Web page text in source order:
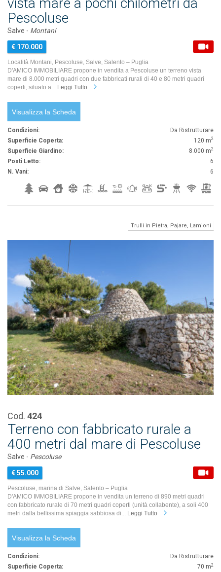
Pescoluse
Salve - Montani
€ 170.000
Località Montani, Pescoluse, Salve, Salento – Puglia
D'AMICO IMMOBILIARE propone in vendita a Pescoluse un terreno vista
mare di 8.000 metri quadri con due fabbricati rurali di 40 e 80 metri quadri
coperti, situato a... Leggi Tutto
Visualizza la Scheda
Condizioni:
Da Ristrutturare
Superficie Coperta:
120 m2
Superficie Giardino: 8.000 m2
Posti Letto:
6
N. Vani:
6
Trulli in Pietra, Pajare, Lamioni
Cod. 424
Terreno con fabbricato rurale a
400 metri dal mare di Pescoluse
Salve - Pescoluse
€ 55.000
Pescoluse, marina di Salve, Salento – Puglia
D'AMICO IMMOBILIARE propone in vendita un terreno di 890 metri quadri
con fabbricato rurale di 70 metri quadri coperti (unità collabente), a soli 400
metri dalla bellissima spiaggia sabbiosa di... Leggi Tutto
Visualizza la Scheda
Condizioni:
Da Ristrutturare
Superficie Coperta:
70 m2